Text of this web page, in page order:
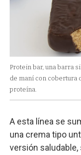
Protein bar, una barra
de maní con cobertura
proteína.
A esta línea se
una crema tipo
versión saludable,